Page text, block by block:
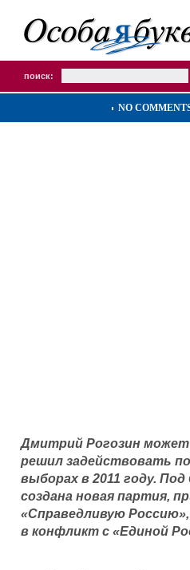
поиск:
NO
Дмитрий Рогозин
решил задействовать
выборах в 2011 году.
создана новая партия,
«Справедливую
в конфликт с «Единой